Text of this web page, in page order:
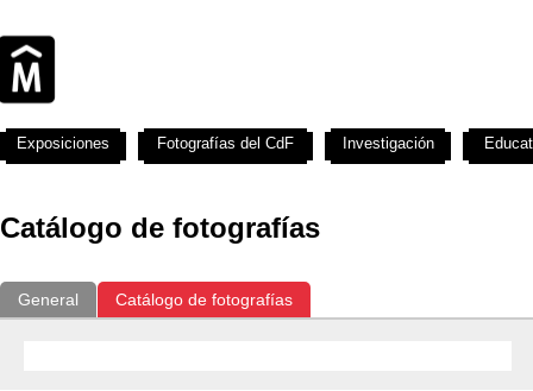
Catálogo de fotografías
General Catálogo de fotografías
Exposiciones Fotografías del CdF Investigación